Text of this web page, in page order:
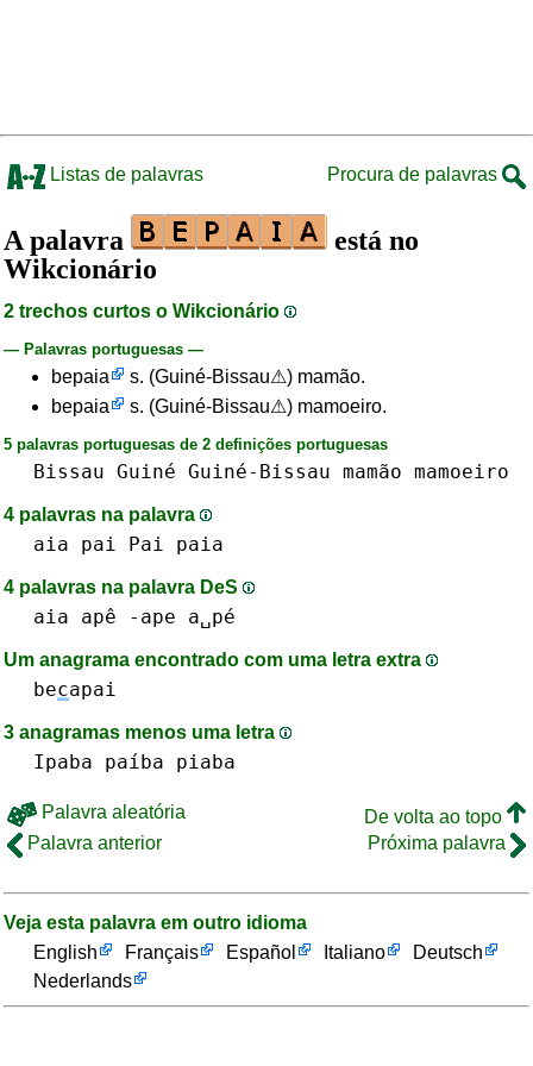
Listas de palavras Procura de palavras
A palavra
está no
Wikcionário
2 trechos curtos o Wikcionário
— Palavras portuguesas —
bepaia
s. (Guiné-Bissau⚠) mamão.
bepaia
s. (Guiné-Bissau⚠) mamoeiro.
5 palavras portuguesas de 2 definições portuguesas
Bissau Guiné Guiné-Bissau mamão mamoeiro
4 palavras na palavra
aia pai Pai paia
4 palavras na palavra DeS
aia apê -ape a␣pé
Um anagrama encontrado com uma letra extra
becapai
3 anagramas menos uma letra
Ipaba paíba piaba
Palavra aleatória
De volta ao topo
Palavra anterior
Próxima palavra
Veja esta palavra em outro idioma
English
Français Español Italiano
Deutsch
Nederlands